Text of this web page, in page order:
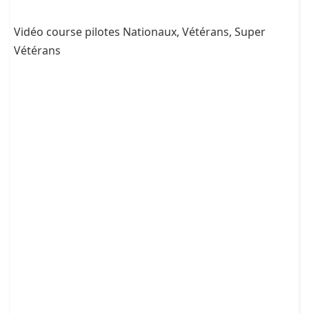
Vidéo course pilotes Nationaux, Vétérans, Super
Vétérans